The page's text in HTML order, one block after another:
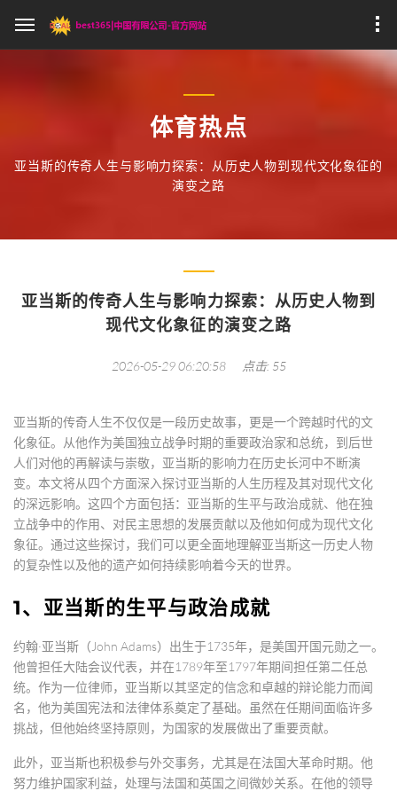
体育热点
亚当斯的传奇人生与影响力探索：从历史人物到现代文化象征的
演变之路
亚当斯的传奇人生与影响力探索：从历史人物到
现代文化象征的演变之路
2026-05-29 06:20:58 点击: 55
亚当斯的传奇人生不仅仅是一段历史故事，更是一个跨越时代的文
化象征。从他作为美国独立战争时期的重要政治家和总统，到后世
人们对他的再解读与崇敬，亚当斯的影响力在历史长河中不断演
变。本文将从四个方面深入探讨亚当斯的人生历程及其对现代文化
的深远影响。这四个方面包括：亚当斯的生平与政治成就、他在独
立战争中的作用、对民主思想的发展贡献以及他如何成为现代文化
象征。通过这些探讨，我们可以更全面地理解亚当斯这一历史人物
的复杂性以及他的遗产如何持续影响着今天的世界。
1、亚当斯的生平与政治成就
约翰·亚当斯（John Adams）出生于1735年，是美国开国元勋之一。
他曾担任大陆会议代表，并在1789年至1797年期间担任第二任总
统。作为一位律师，亚当斯以其坚定的信念和卓越的辩论能力而闻
名，他为美国宪法和法律体系奠定了基础。虽然在任期间面临许多
挑战，但他始终坚持原则，为国家的发展做出了重要贡献。
此外，亚当斯也积极参与外交事务，尤其是在法国大革命时期。他
努力维护国家利益，处理与法国和英国之间微妙关系。在他的领导